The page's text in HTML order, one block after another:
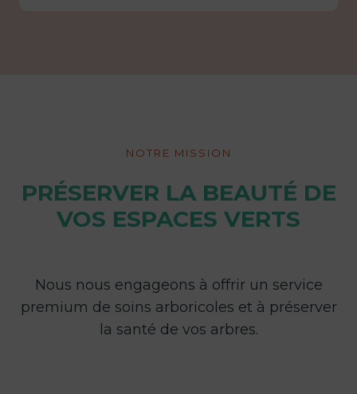
NOTRE MISSION
PRÉSERVER LA BEAUTÉ DE
VOS ESPACES VERTS
Nous nous engageons à offrir un service
premium de soins arboricoles et à préserver
la santé de vos arbres.